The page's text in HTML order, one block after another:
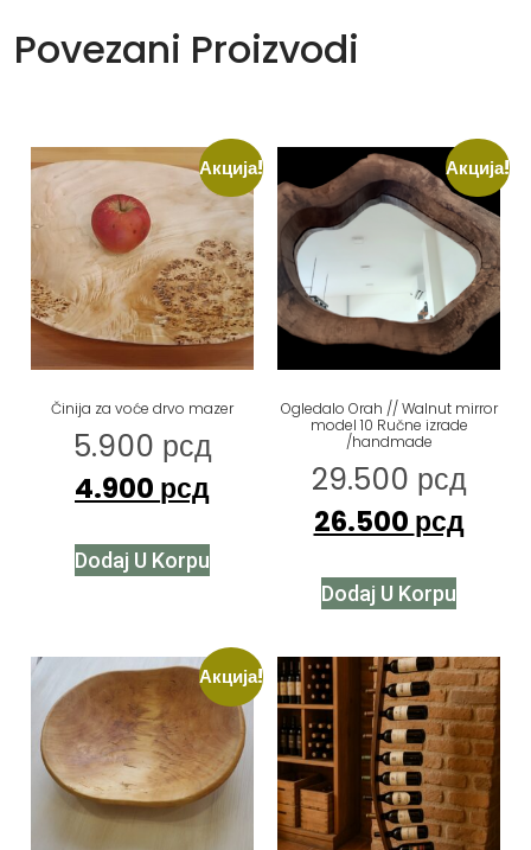
Povezani Proizvodi
Акција!
Činija za voće drvo mazer
5.900 рсд
4.900 рсд
Dodaj U Korpu
Акција!
Ogledalo Orah // Walnut mirror
model 10 Ručne izrade
/handmade
29.500 рсд
26.500 рсд
Dodaj U Korpu
Акција!